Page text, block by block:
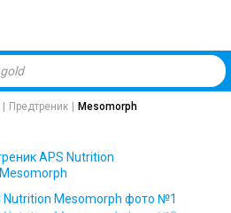
Предтреник Mesomorph